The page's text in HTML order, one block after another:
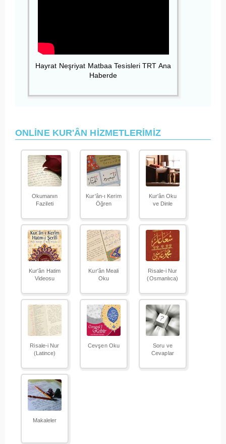
Hayrat Neşriyat Matbaa Tesisleri TRT Ana
Haberde
ONLİNE KUR'ÂN HİZMETLERİMİZ
Okumanın
Fazileti
Kur'ân-ı Kerim
Öğren
Kur'ân Oku
ve Dinle
Kur'ân Hatim
Videosu
Kur'ân Meali
Oku
Risale-i Nur
(Osmanlıca)
Risale-i Nur
(Latince)
Cevşen Oku
Soru ve
Cevaplar
Makaleler